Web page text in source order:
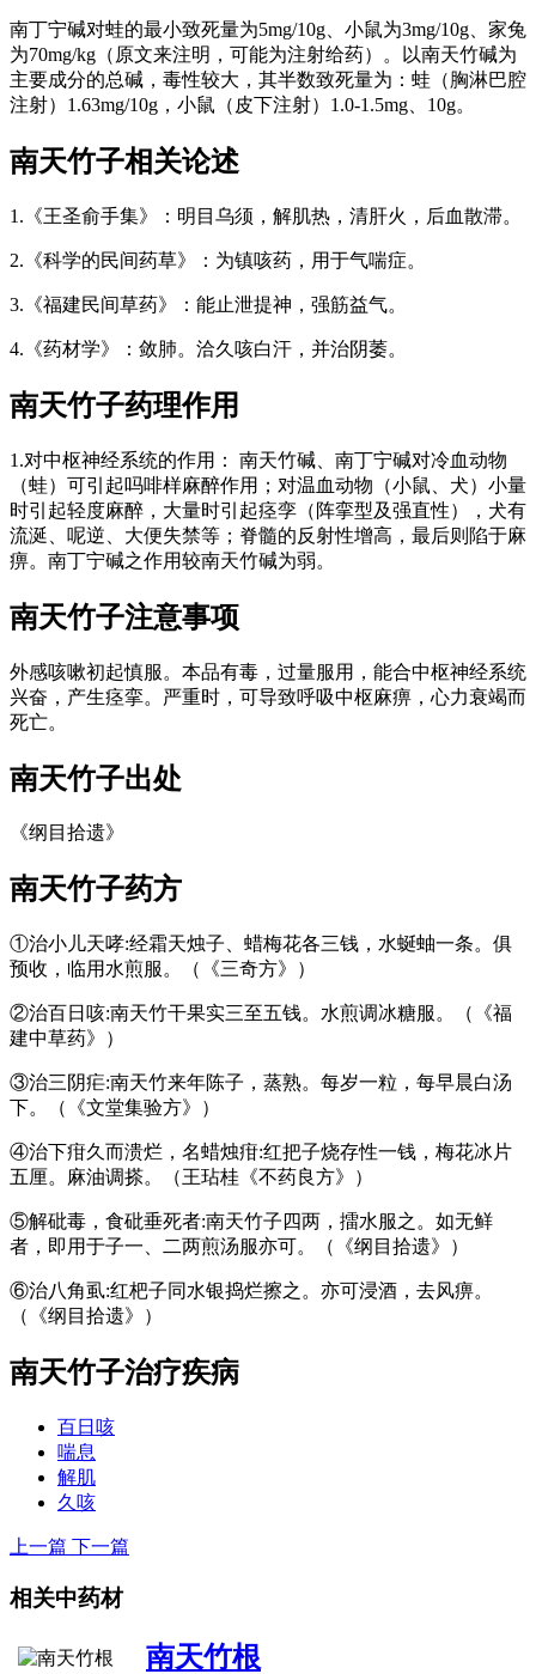
南丁宁碱对蛙的最小致死量为5mg/10g、小鼠为3mg/10g、家兔
为70mg/kg（原文来注明，可能为注射给药）。以南天竹碱为
主要成分的总碱，毒性较大，其半数致死量为：蛙（胸淋巴腔
注射）1.63mg/10g，小鼠（皮下注射）1.0-1.5mg、10g。
南天竹子相关论述
1.《王圣俞手集》：明目乌须，解肌热，清肝火，后血散滞。
2.《科学的民间药草》：为镇咳药，用于气喘症。
3.《福建民间草药》：能止泄提神，强筋益气。
4.《药材学》：敛肺。洽久咳白汗，并治阴萎。
南天竹子药理作用
1.对中枢神经系统的作用： 南天竹碱、南丁宁碱对冷血动物
（蛙）可引起吗啡样麻醉作用；对温血动物（小鼠、犬）小量
时引起轻度麻醉，大量时引起痉孪（阵挛型及强直性），犬有
流涎、呢逆、大便失禁等；脊髓的反射性增高，最后则陷于麻
痹。南丁宁碱之作用较南天竹碱为弱。
南天竹子注意事项
外感咳嗽初起慎服。本品有毒，过量服用，能合中枢神经系统
兴奋，产生痉挛。严重时，可导致呼吸中枢麻痹，心力衰竭而
死亡。
南天竹子出处
《纲目拾遗》
南天竹子药方
①治小儿天哮:经霜天烛子、蜡梅花各三钱，水蜒蚰一条。俱
预收，临用水煎服。（《三奇方》）
②治百日咳:南天竹干果实三至五钱。水煎调冰糖服。（《福
建中草药》）
③治三阴疟:南天竹来年陈子，蒸熟。每岁一粒，每早晨白汤
下。（《文堂集验方》）
④治下疳久而溃烂，名蜡烛疳:红把子烧存性一钱，梅花冰片
五厘。麻油调搽。（王玷桂《不药良方》）
⑤解砒毒，食砒垂死者:南天竹子四两，擂水服之。如无鲜
者，即用于子一、二两煎汤服亦可。（《纲目拾遗》）
⑥治八角虱:红杷子同水银捣烂擦之。亦可浸酒，去风痹。
（《纲目拾遗》）
南天竹子治疗疾病
百日咳
喘息
解肌
久咳
上一篇 下一篇
相关中药材
南天竹根